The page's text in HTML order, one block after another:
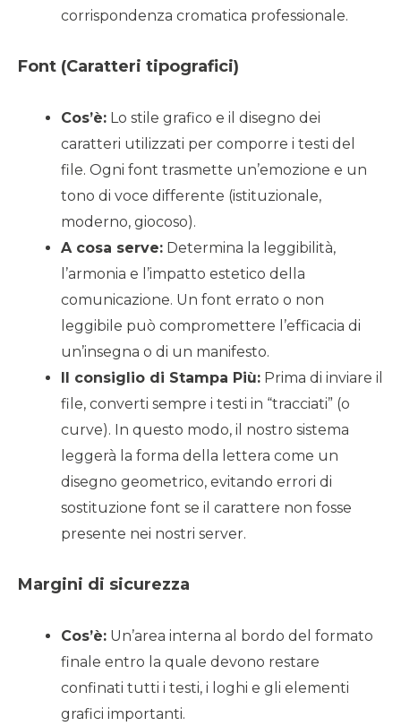
corrispondenza cromatica professionale.
Font (Caratteri tipografici)
Cos’è: Lo stile grafico e il disegno dei
caratteri utilizzati per comporre i testi del
file. Ogni font trasmette un’emozione e un
tono di voce differente (istituzionale,
moderno, giocoso).
A cosa serve: Determina la leggibilità,
l’armonia e l’impatto estetico della
comunicazione. Un font errato o non
leggibile può compromettere l’efficacia di
un’insegna o di un manifesto.
Il consiglio di Stampa Più: Prima di inviare il
file, converti sempre i testi in “tracciati” (o
curve). In questo modo, il nostro sistema
leggerà la forma della lettera come un
disegno geometrico, evitando errori di
sostituzione font se il carattere non fosse
presente nei nostri server.
Margini di sicurezza
Cos’è: Un’area interna al bordo del formato
finale entro la quale devono restare
confinati tutti i testi, i loghi e gli elementi
grafici importanti.